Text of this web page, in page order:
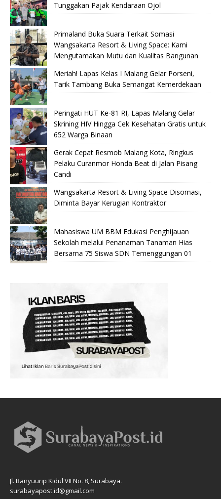
Tunggakan Pajak Kendaraan Ojol
Primaland Buka Suara Terkait Somasi
Wangsakarta Resort & Living Space: Kami
Mengutamakan Mutu dan Kualitas Bangunan
Meriah! Lapas Kelas I Malang Gelar Porseni,
Tarik Tambang Buka Semangat Kemerdekaan
Peringati HUT Ke-81 RI, Lapas Malang Gelar
Skrining HIV Hingga Cek Kesehatan Gratis untuk
652 Warga Binaan
Gerak Cepat Resmob Malang Kota, Ringkus
Pelaku Curanmor Honda Beat di Jalan Pisang
Candi
Wangsakarta Resort & Living Space Disomasi,
Diminta Bayar Kerugian Kontraktor
Mahasiswa UM BBM Edukasi Penghijauan
Sekolah melalui Penanaman Tanaman Hias
Bersama 75 Siswa SDN Temenggungan 01
Jl. Banyuurip Kidul VII No. 8, Surabaya.
surabayapost.id@gmail.com